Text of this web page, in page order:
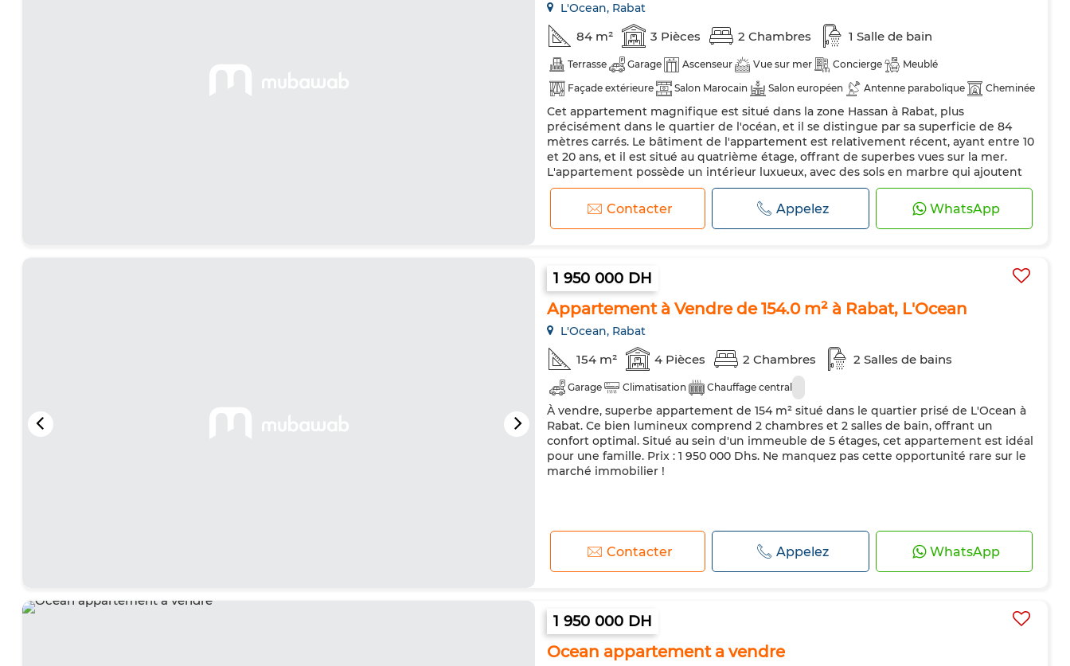
L'Ocean, Rabat
84 m² 3 Pièces 2 Chambres 1 Salle de bain
Terrasse Garage Ascenseur Vue sur mer Concierge
Meublé
Façade extérieure
Salon Marocain Salon européen Antenne parabolique
Cheminée
Climatisation
Chauffage central Sécurité Double vitrage
Porte blindée
Cuisine équipée
Réfrigérateur Four Machine à laver Micro-ondes
Cet appartement magnifique est situé dans la zone Hassan à Rabat, plus
précisément dans le quartier de l'océan, et il se distingue par sa superficie de 84
mètres carrés. Le bâtiment de l'appartement est relativement récent, ayant entre 10
et 20 ans, et il est situé au quatrième étage, offrant de superbes vues sur la mer.
L'appartement possède un intérieur luxueux, avec des sols en marbre qui ajoutent
une touche d'élégance et de luxe. Ce bien se...
Contacter Appelez WhatsApp
1 950 000 DH
Appartement à Vendre de 154.0 m² à Rabat, L'Ocean
L'Ocean, Rabat
154 m² 4 Pièces 2 Chambres 2 Salles de bains
Garage Climatisation Chauffage central
À vendre, superbe appartement de 154 m² situé dans le quartier prisé de L'Ocean à
Rabat. Ce bien lumineux comprend 2 chambres et 2 salles de bain, offrant un
confort optimal. Situé au sein d'un immeuble de 5 étages, cet appartement est idéal
pour une famille. Prix : 1 950 000 Dhs. Ne manquez pas cette opportunité rare sur le
marché immobilier !
Contacter Appelez WhatsApp
1 950 000 DH
Ocean appartement a vendre